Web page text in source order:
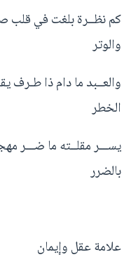
كم نظــرة بلغت في قلب
والوتر
والعــبد ما دام ذا
الخطر
يســـر مقلــته ما ضـــر
بالضرر
علامة عقل وإيمان